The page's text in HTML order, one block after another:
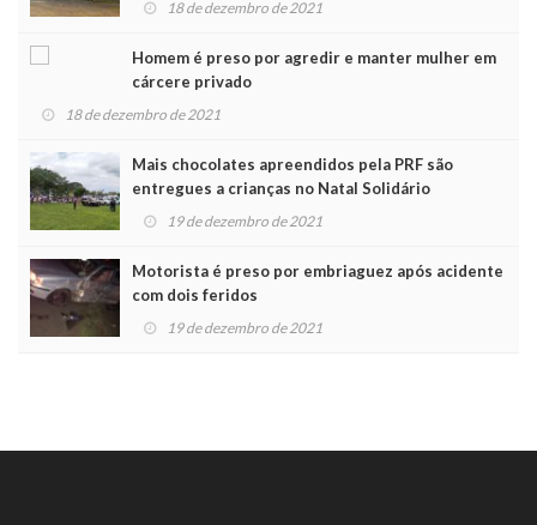
18 de dezembro de 2021
Homem é preso por agredir e manter mulher em
cárcere privado
18 de dezembro de 2021
Mais chocolates apreendidos pela PRF são
entregues a crianças no Natal Solidário
19 de dezembro de 2021
Motorista é preso por embriaguez após acidente
com dois feridos
19 de dezembro de 2021